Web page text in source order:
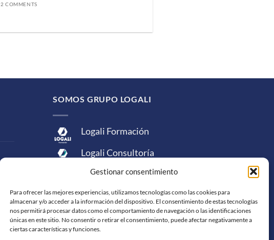
Gestionar consentimiento
Para ofrecer las mejores experiencias, utilizamos tecnologías como las cookies para
almacenar y/o acceder a la información del dispositivo. El consentimiento de estas tecnologías
nos permitirá procesar datos como el comportamiento de navegación o las identificaciones
únicas en este sitio. No consentir o retirar el consentimiento, puede afectar negativamente a
ciertas características y funciones.
2 COMMENTS
SOMOS GRUPO LOGALI
Logali Formación
Logali Consultoría
Logali Ingeniería